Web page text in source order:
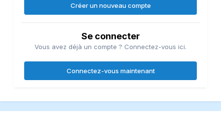
Créer un nouveau compte
Se connecter
Vous avez déjà un compte ? Connectez-vous ici.
Connectez-vous maintenant